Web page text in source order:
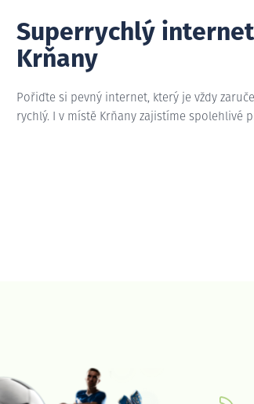
Superrychlý
Krňany
Pořiďte si pevný internet, který je vždy
rychlý. I v místě Krňany zajistíme spolehlivé